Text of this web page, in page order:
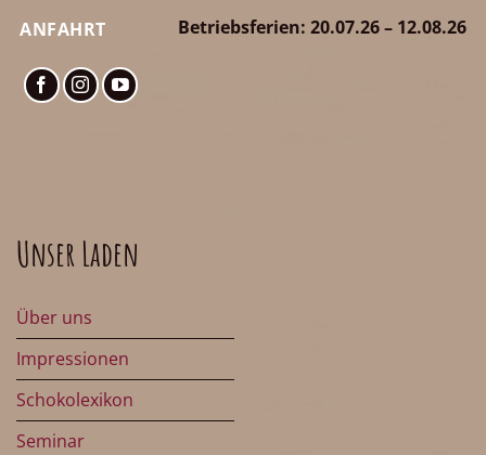
ANFAHRT Betriebsferien: 20.07.26 – 12.08.26
Unser Laden
Über uns
Impressionen
Schokolexikon
Seminar